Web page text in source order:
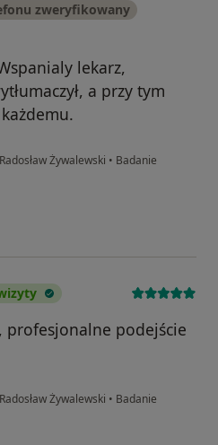
zweryfikowany
lekarz,
a przy tym
Żywalewski • Badanie
profesjonalne podejście
Żywalewski • Badanie